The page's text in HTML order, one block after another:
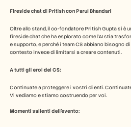
Fireside chat di Pritish con Parul Bhandari
Oltre allo stand, il co-fondatore Pritish Gupta si è
fireside chat che ha esplorato come l'AI stia
e supporto, e perché i team CS abbiano bisogno
contesto invece di limitarsi a creare contenuti.
A tutti gli eroi del CS:
Continuate a proteggere i vostri clienti.
Vi vediamo e stiamo costruendo per voi.
Momenti salienti dell'evento: